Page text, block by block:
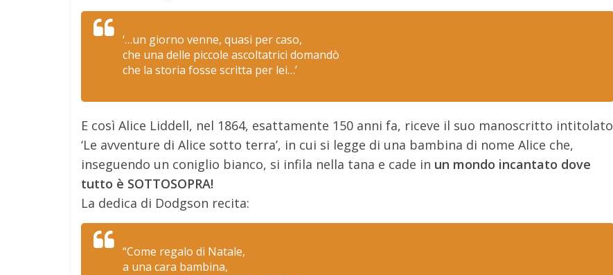
‘…un giorno venne, quasi per caso,
che una delle piccole ascoltatrici domandò
che la storia fosse scritta per lei…’
E così Alice Liddell, nel 1864, esattamente 150 anni fa, riceve il suo manoscritto intitolato
‘Le avventure di Alice sotto terra’, in cui si legge di una bambina di nome Alice che,
inseguendo un coniglio bianco, si infila nella tana e cade in un mondo incantato dove
tutto è SOTTOSOPRA!
La dedica di Dodgson recita:
“Come regalo di Natale,
a una cara bambina,